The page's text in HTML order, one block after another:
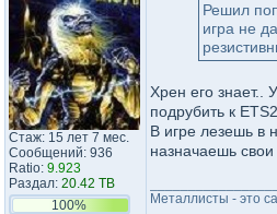
Стаж: 15 лет 7 мес.
Сообщений: 936
Ratio: 9.923
Раздал: 20.42 TB
100%
Решил
игра не
Хрен его знает..
подрубить к
В игре лезешь в
назначаешь
Металлисты - это